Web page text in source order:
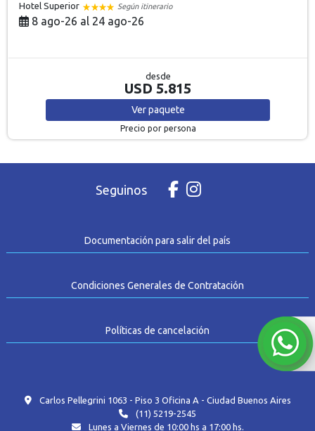
Hotel Superior
Según itinerario
8 ago-26 al 24 ago-26
desde
USD 5.815
Verpaquete
Precio por persona
Seguinos
Documentación para salir del país
Condiciones Generales de Contratación
Políticas de cancelación
Carlos Pellegrini 1063 - Piso 3 Oficina A - Ciudad Buenos Aires
(11) 5219-2545
Lunes a Viernes de 10:00 hs a 17:00 hs.